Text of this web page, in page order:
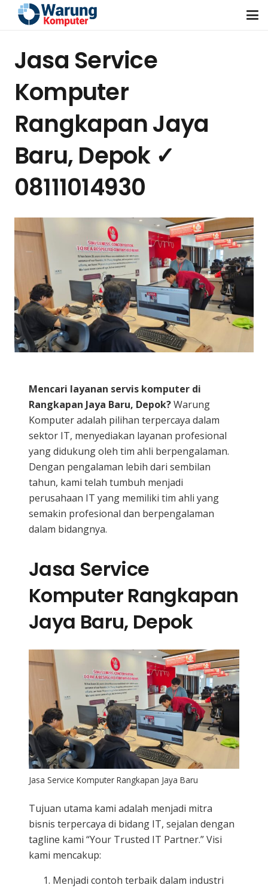
Jasa Service
Komputer
Rangkapan Jaya
Baru, Depok ✓
08111014930
Mencari layanan servis komputer di
Rangkapan Jaya Baru, Depok?Warung
Komputer adalah pilihan terpercaya dalam
sektor IT, menyediakan layanan profesional
yang didukung oleh tim ahli berpengalaman.
Dengan pengalaman lebih dari sembilan
tahun, kami telah tumbuh menjadi
perusahaan IT yang memiliki tim ahli yang
semakin profesional dan berpengalaman
dalam bidangnya.
Jasa Service
Komputer Rangkapan
Jaya Baru, Depok
Jasa Service Komputer Rangkapan Jaya Baru
Tujuan utama kami adalah menjadi mitra
bisnis terpercaya di bidang IT, sejalan dengan
tagline kami “Your Trusted IT Partner.” Visi
kami mencakup:
Menjadi contoh terbaik dalam industri